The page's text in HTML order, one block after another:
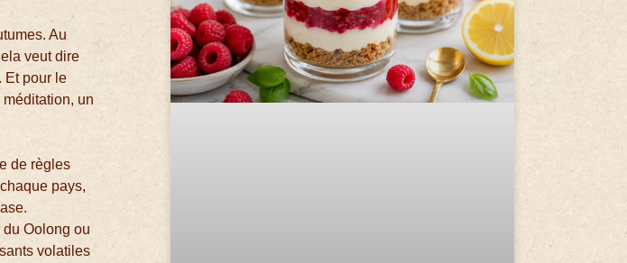
Au
veut dire
Et pour le
un
de règles
pays,
du Oolong ou
volatiles